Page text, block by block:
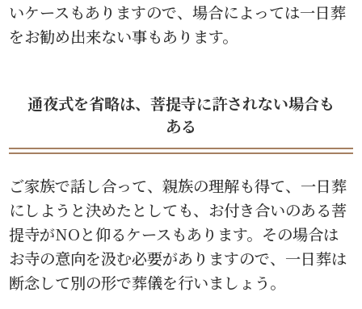
いケースもありますので、場合によっては一日葬
をお勧め出来ない事もあります。
通夜式を省略は、菩提寺に許されない場合も
ある
ご家族で話し合って、親族の理解も得て、一日葬
にしようと決めたとしても、お付き合いのある菩
提寺がNOと仰るケースもあります。その場合は
お寺の意向を汲む必要がありますので、一日葬は
断念して別の形で葬儀を行いましょう。